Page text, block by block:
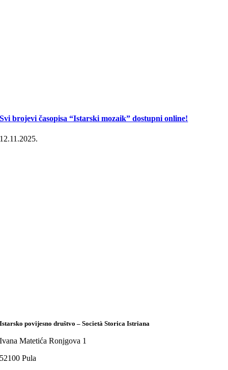
Svi brojevi časopisa “Istarski mozaik” dostupni online!
12.11.2025.
Istarsko povijesno društvo – Società Storica Istriana
Ivana Matetića Ronjgova 1
52100 Pula